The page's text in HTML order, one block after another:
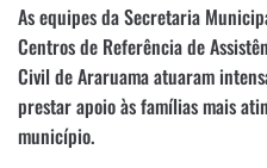
As equipes da Secretaria
Centros de Referência de
Civil de Araruama atuaram
prestar apoio às famílias mais
município.